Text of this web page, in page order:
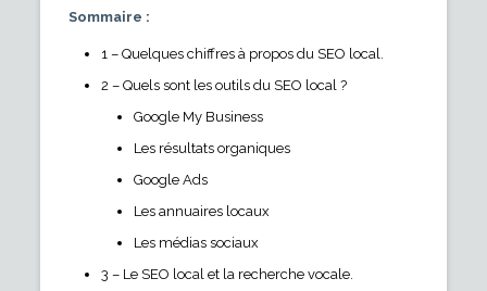
Sommaire :
1 – Quelques chiffres à propos du SEO local.
2 – Quels sont les outils du SEO local ?
Google My Business
Les résultats organiques
Google Ads
Les annuaires locaux
Les médias sociaux
3 – Le SEO local et la recherche vocale.